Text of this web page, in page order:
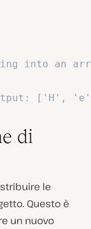
into an
['H',
di
le
Questo è
un nuovo